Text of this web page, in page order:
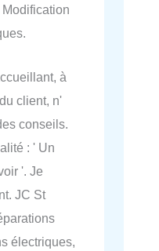
à
client, n'
conseils.
: ' Un
'. Je
JC St
électriques,